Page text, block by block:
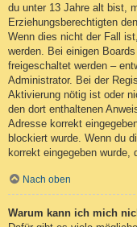
du unter 13 Jahre alt bist,
Erziehungsberechtigten
Wenn dies nicht der Fall
werden. Bei einigen
freigeschaltet werden –
Administrator. Bei der
Aktivierung nötig ist oder
den dort enthaltenen
Adresse korrekt
blockiert wurde. Wenn du
korrekt eingegeben wurde,
Nach oben
Warum kann ich mich